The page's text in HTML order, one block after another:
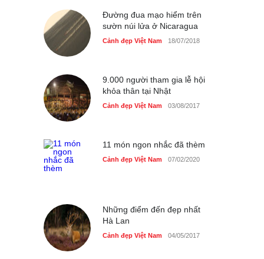
Cảnh đẹp Việt Nam 25/04/2020
Nhiều hoạt động tôn vinh
Đường đua mạo hiểm trên
sườn núi lửa ở Nicaragua
Cảnh đẹp Việt Nam 18/07/2018
9.000 người tham gia lễ hội
khỏa thân tại Nhật
Cảnh đẹp Việt Nam 03/08/2017
11 món ngon nhắc đã thèm
Cảnh đẹp Việt Nam 07/02/2020
Những điểm đến đẹp nhất
Hà Lan
Cảnh đẹp Việt Nam 04/05/2017